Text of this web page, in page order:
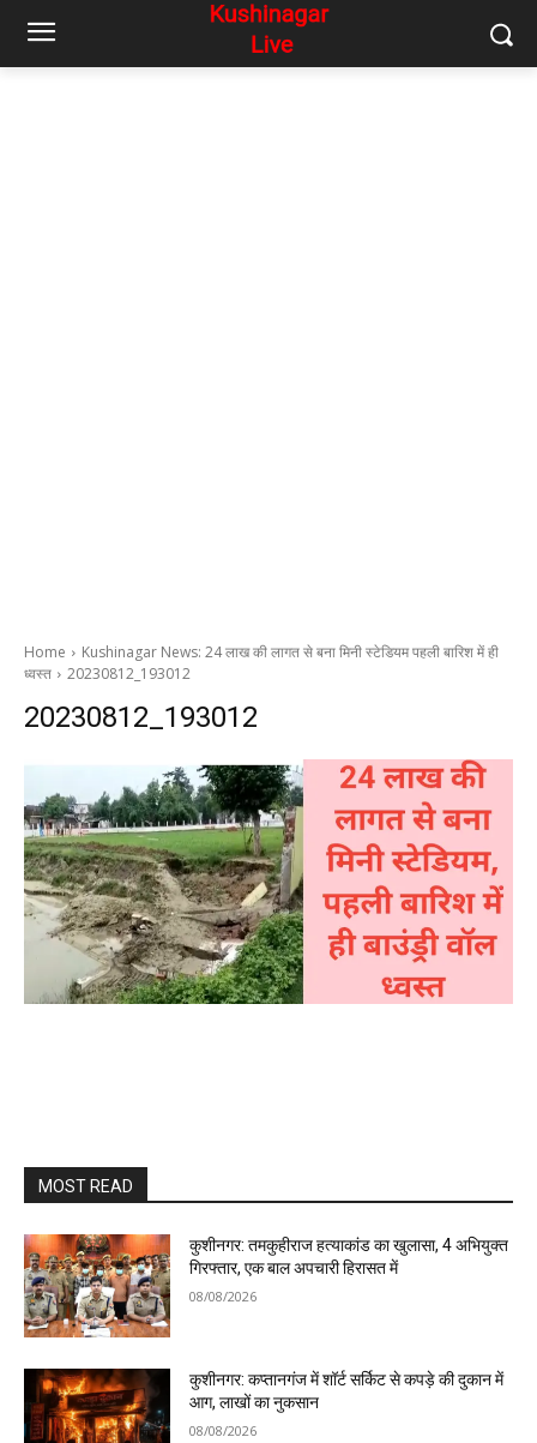
Home
Kushinagar News: 24 लाख की लागत से बना मिनी स्टेडियम पहली बारिश में ही
ध्वस्त
20230812_193012
20230812_193012
MOST READ
कुशीनगर: तमकुहीराज हत्याकांड का खुलासा, 4 अभियुक्त
गिरफ्तार, एक बाल अपचारी हिरासत में
08/08/2026
कुशीनगर: कप्तानगंज में शॉर्ट सर्किट से कपड़े की दुकान में
आग, लाखों का नुकसान
08/08/2026